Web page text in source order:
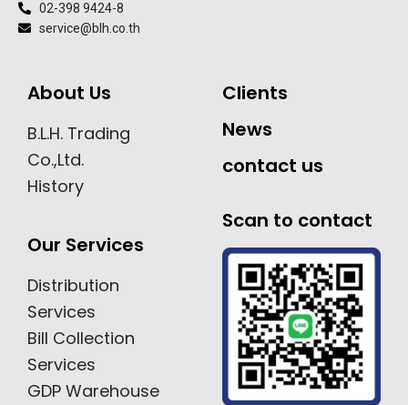
02-398 9424-8
service@blh.co.th
About Us
B.L.H. Trading
Co.,Ltd.
History
Our Services
Distribution
Services
Bill Collection
Services
GDP Warehouse
Clients
News
contact us
Scan to contact